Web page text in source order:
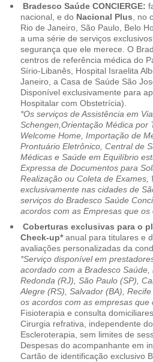
Bradesco Saúde CONCIERGE:
nacional, e do Nacional Plus , no
Rio de Janeiro, São Paulo, Belo
a uma série de serviços
segurança que ele merece. O
centros de referência médica do
Sírio-Libanês, Hospital Israelita
Janeiro, a Casa de Saúde São
Disponível exclusivamente para
Hospitalar com Obstetrícia).
*Os serviços de Assistência em
Schengen,Orientação Médica por
Welcome Home, Importação de
Prontuário Eletrônico, Central de
Médicas e Saúde em Equilíbrio
Expressa de Documentos para
Realização ou Coleta de
exclusivamente nas cidades de
serviços do Bradesco Saúde
acordos com as Empresas que os
Coberturas exclusivas para o
Check-up*anual para titulares e
avaliações personalizadas da
*Serviço disponível em
acordado com a Bradesco
Redonda (RJ), São Paulo (SP),
Alegre (RS), Salvador (BA),
os acordos com as empresas que
Fisioterapia e consulta
Cirurgia refrativa, independente
Escleroterapia, sem limites de
Despesas do acompanhante em
Cartão de identificação exclusivo